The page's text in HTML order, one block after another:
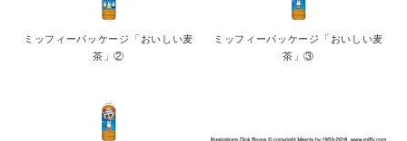
ミッフィーパッケージ「おいしい麦
茶」②
ミッフィーパッケージ「おいしい麦
茶」③